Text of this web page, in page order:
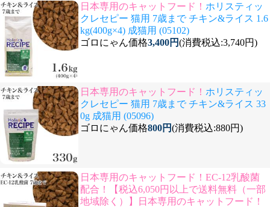
日本専用のキャットフード！ ホリスティッ
クレセピー 猫用 7歳まで チキン&ライス 1.6
kg(400g×4) 成猫用 (05102)
ゴロにゃん価格3,400円(消費税込:3,740円)
日本専用のキャットフード！ ホリスティッ
クレセピー 猫用 7歳まで チキン&ライス 33
0g 成猫用 (05096)
ゴロにゃん価格800円(消費税込:880円)
日本専用のキャットフード！EC-12乳酸菌
配合！【税込6,050円以上で送料無料（一部
地域除く）】日本専用のキャットフード！